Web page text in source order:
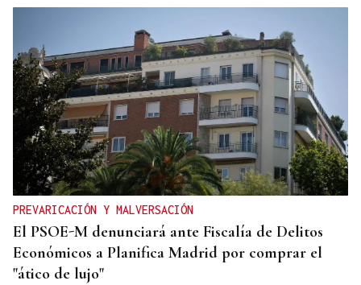
PREVARICACIÓN Y MALVERSACIÓN
El PSOE-M denunciará ante Fiscalía de Delitos
Económicos a Planifica Madrid por comprar el
"ático de lujo"